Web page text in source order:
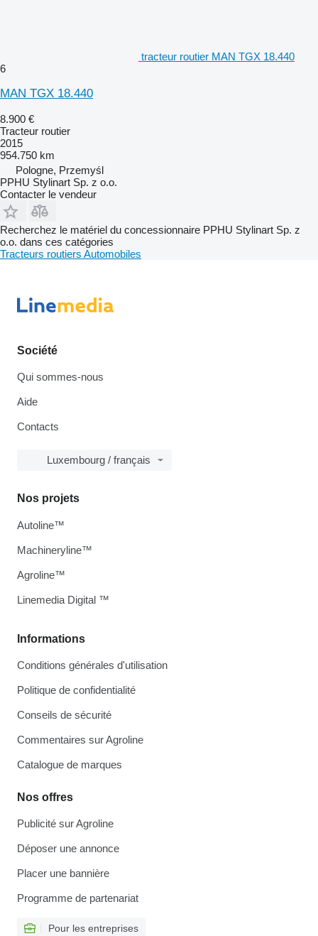
tracteur routier MAN TGX 18.440
6
MAN TGX 18.440
8.900 €
Tracteur routier
2015
954.750 km
Pologne, Przemyśl
PPHU Stylinart Sp. z o.o.
Contacter le vendeur
Recherchez le matériel du concessionnaire PPHU Stylinart Sp. z
o.o. dans ces catégories
Tracteurs routiers Automobiles
Société
Qui sommes-nous
Aide
Contacts
Luxembourg / français
Informations
Conditions générales d'utilisation
Politique de confidentialité
Conseils de sécurité
Commentaires sur Agroline
Catalogue de marques
Nos offres
Publicité sur Agroline
Déposer une annonce
Placer une bannière
Programme de partenariat
Pour les entreprises
Nos projets
Autoline™
Machineryline™
Agroline™
Linemedia Digital ™